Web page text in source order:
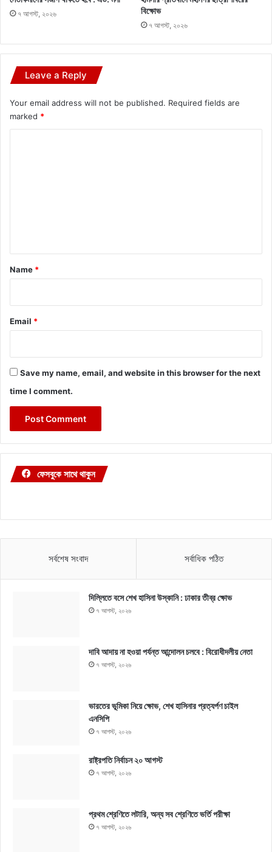
৭ আগস্ট, ২০২৬
বিক্ষোভ
৭ আগস্ট, ২০২৬
Leave a Reply
Your email address will not be published. Required fields are
marked *
*
Name *
Email *
Save my name, email, and website in this browser for the next
time I comment.
ফেসবুকে সাথে থাকুন
সর্বশেষ সংবাদ সর্বাধিক পঠিত
দিল্লিতে বসে শেখ হাসিনা উস্কানি : ঢাকার তীব্র ক্ষোভ
৭ আগস্ট, ২০২৬
দাবি আদায় না হওয়া পর্যন্ত আন্দোলন চলবে : বিরোধীদলীয় নেতা
৭ আগস্ট, ২০২৬
ভারতের ভূমিকা নিয়ে ক্ষোভ, শেখ হাসিনার প্রত্যর্পণ চাইল
এনসিপি
৭ আগস্ট, ২০২৬
রাষ্ট্রপতি নির্বাচন ২০ আগস্ট
৭ আগস্ট, ২০২৬
প্রথম শ্রেণিতে লটারি, অন্য সব শ্রেণিতে ভর্তি পরীক্ষা
৭ আগস্ট, ২০২৬